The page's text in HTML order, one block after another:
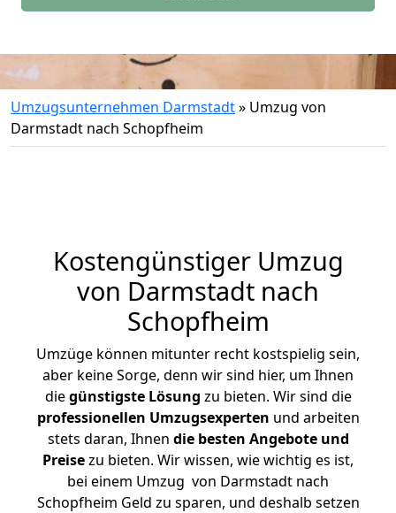
Umzugsunternehmen Darmstadt» Umzug von
Darmstadt nach Schopfheim
Kostengünstiger Umzug
von Darmstadt nach
Schopfheim
Umzüge können mitunter recht kostspielig sein,
aber keine Sorge, denn wir sind hier, um Ihnen
diegünstigste Lösung zu bieten. Wir sind die
professionellen Umzugsexperten und arbeiten
stets daran, Ihnen die besten Angebote und
Preisezu bieten. Wir wissen, wie wichtig es ist,
bei einem Umzug von Darmstadt nach
Schopfheim Geld zu sparen, und deshalb setzen